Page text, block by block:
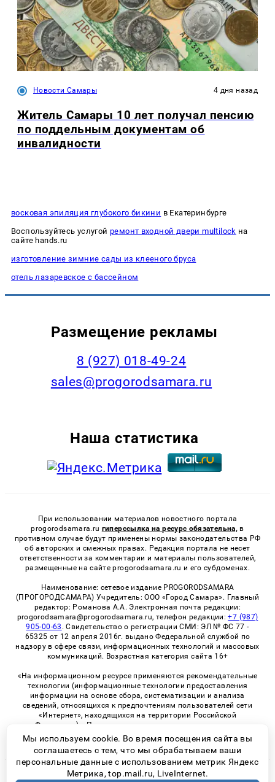
Новости Самары 4 дня назад
Житель Самары 10 лет получал пенсию
по поддельным документам об
инвалидности
восковая эпиляция глубокого бикини в Екатеринбурге
Воспользуйтесь услугой ремонт входной двери multilock на
сайте hands.ru
изготовление зимние сады из клееного бруса
отель лазаревское с бассейном
Размещение рекламы
8 (927) 018-49-24
sales@progorodsamara.ru
Наша статистика
При использовании материалов новостного портала
progorodsamara.ru гиперссылка на ресурс обязательна, в
противном случае будут применены нормы законодательства РФ
об авторских и смежных правах. Редакция портала не несет
ответственности за комментарии и материалы пользователей,
размещенные на сайте progorodsamara.ru и его субдоменах.
Наименование: сетевое издание PROGORODSAMARA
(ПРОГОРОДСАМАРА) Учредитель: ООО «Город Самара». Главный
редактор: Романова А.А. Электронная почта редакции:
progorodsamara@progorodsamara.ru, телефон редакции:+7 (987)
905-00-63 . Свидетельство о регистрации СМИ: ЭЛ № ФС 77 -
65325 от 12 апреля 2016г. выдано Федеральной службой по
надзору в сфере связи, информационных технологий и массовых
коммуникаций. Возрастная категория сайта 16+
«На информационном ресурсе применяются рекомендательные
технологии (информационные технологии предоставления
информации на основе сбора, систематизации и анализа
сведений, относящихся к предпочтениям пользователей сети
«Интернет», находящихся на территории Российской
Федерации)». Правила применения рекомендательных
технологий в виджетах рекламно-обменной сети
«СМИ2» (PDF)
© 2026 «ProGorodSamara» | Все права защищены
Мы используем cookie. Во время посещения сайта вы
соглашаетесь с тем, что мы обрабатываем ваши
персональные данные с использованием метрик Яндекс
Метрика, top.mail.ru, LiveInternet.